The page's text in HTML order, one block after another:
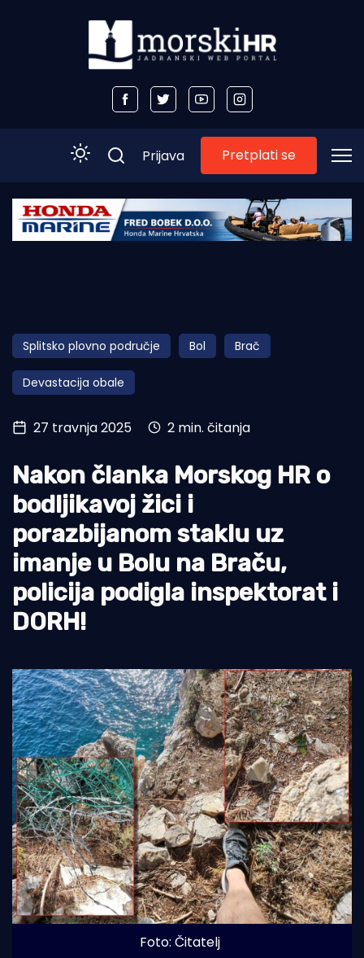
Početna
Obala
Otoci
Turizam i nautika
Pomorstvo
Ekologija
Tradicija i kultura
Prijava Pretplati se
Splitsko plovno područje Bol Brač
Devastacija obale
27 travnja 2025 2 min. čitanja
Nakon članka Morskog HR o
bodljikavoj žici i
porazbijanom staklu uz
imanje u Bolu na Braču,
policija podigla inspektorat i
DORH!
Foto: Čitatelj